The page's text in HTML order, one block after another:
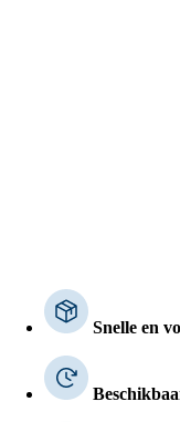
Snelle en